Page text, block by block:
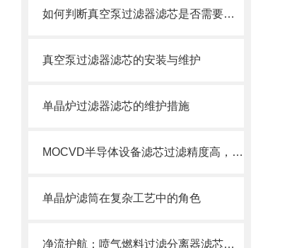
如何判断真空泵过滤器滤芯是否需要更换？
真空泵过滤器滤芯的安装与维护
单晶炉过滤器滤芯的维护措施
MOCVD半导体设备滤芯过滤精度高，使用寿命长
单晶炉滤筒在复杂工艺中的角色
净流护航：喷气燃料过滤分离器滤芯的使用目的